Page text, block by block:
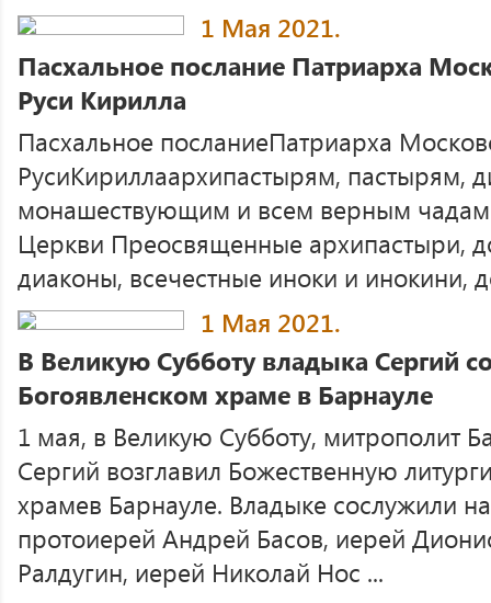
1 Мая 2021.
Пасхальное послание Патриарха
Руси Кирилла
Пасхальное посланиеПатриарха
РусиКириллаархипастырям, пастырям,
монашествующим и всем верным чадам
Церкви Преосвященные архипастыри,
диаконы, всечестные иноки и инокини,
1 Мая 2021.
В Великую Субботу владыка Сергий
Богоявленском храме в Барнауле
1 мая, в Великую Субботу, митрополит
Сергий возглавил Божественную
храмев Барнауле. Владыке сослужили
протоиерей Андрей Басов, иерей
Ралдугин, иерей Николай Нос ...